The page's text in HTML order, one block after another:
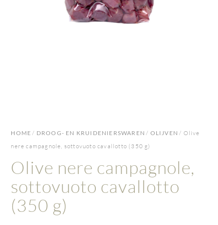
HOME / DROOG- EN KRUIDENIERSWAREN / OLIJVEN / Olive
nere campagnole, sottovuoto cavallotto (350 g)
Olive nere campagnole,
sottovuoto cavallotto
(350 g)